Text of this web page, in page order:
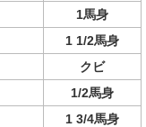
1馬身
1 1/2馬身
クビ
1/2馬身
1 3/4馬身